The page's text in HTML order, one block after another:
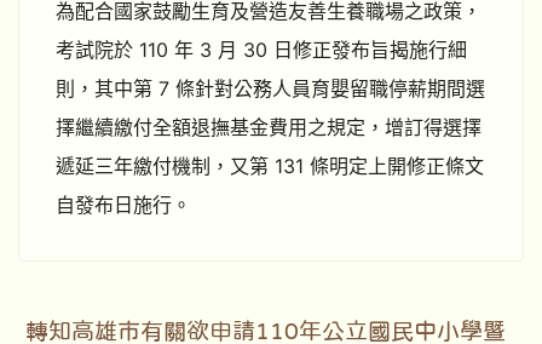
為配合國家鼓勵生育及營造友善生養職場之政策，
考試院於 110 年 3 月 30 日修正發布旨揭施行細
則，其中第 7 條針對公務人員育嬰留職停薪期間選
擇繼續繳付全額退撫基金費用之規定，增訂得選擇
遞延三年繳付機制，又第 131 條明定上開修正條文
自發布日施行。
轉知高雄市有關欲申請110年公立國民中小學暨